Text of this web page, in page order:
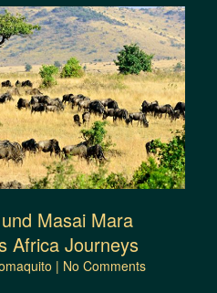
Masai Mara
Africa Journeys
| No Comments